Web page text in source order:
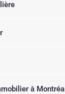
à Montréal